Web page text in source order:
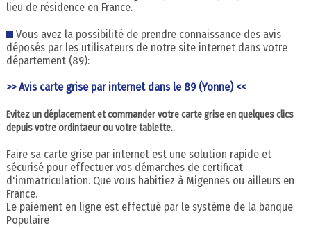
lieu de résidence en France.
Vous avez la possibilité de prendre connaissance des avis
déposés par les utilisateurs de notre site internet dans votre
département (89):
>> Avis carte grise par internet dans le 89 (Yonne) <<
Evitez un déplacement et commander votre carte grise en quelques clics
depuis votre ordintaeur ou votre tablette..
Faire sa carte grise par internet est une solution rapide et
sécurisé pour effectuer vos démarches de certificat
d'immatriculation. Que vous habitiez à Migennes ou ailleurs en
France.
Le paiement en ligne est effectué par le système de la banque
Populaire